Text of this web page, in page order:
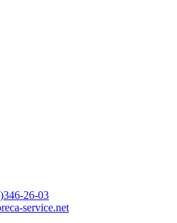
26-03
service.net